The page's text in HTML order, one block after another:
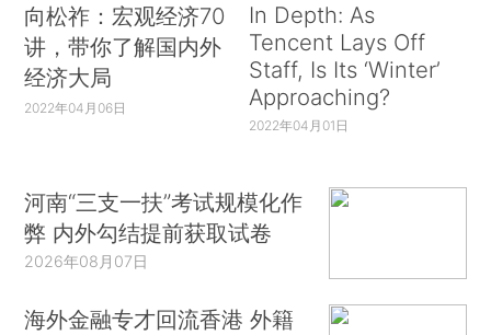
向松祚：宏观经济70
讲，带你了解国内外
经济大局
2022年04月06日
In Depth: As
Tencent Lays Off
Staff, Is Its ‘Winter’
Approaching?
2022年04月01日
河南“三支一扶”考试规模化作
弊 内外勾结提前获取试卷
2026年08月07日
海外金融专才回流香港 外籍